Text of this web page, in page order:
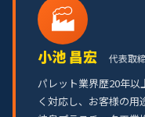
🏭
小池 昌宏 代表取
パレット業界歴20年
く対応し、お客様の用